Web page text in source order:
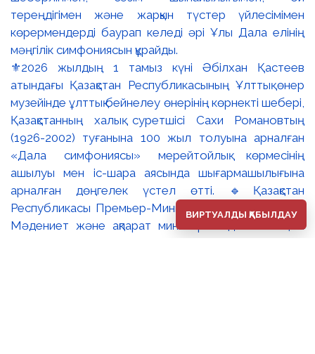
⚜️2026 жылдың 1 тамыз күні Әбілхан Қастеев
атындағы Қазақстан Республикасының Ұлттық өнер
музейінде ұлттық бейнелеу өнерінің көрнекті шебері,
Қазақстанның халық суретшісі Сахи Романовтың
(1926-2002) туғанына 100 жыл толуына арналған
«Дала симфониясы» мерейтойлық көрмесінің
ашылуы мен іс-шара аясында шығармашылығына
арналған дөңгелек үстел өтті. 🔹Қазақстан
Республикасы Премьер-Министрінің орынбасары –
Мәдениет және ақпарат министрі Аида Ғалымқызы
ВИРТУАЛДЫ ҚАБЫЛДАУ